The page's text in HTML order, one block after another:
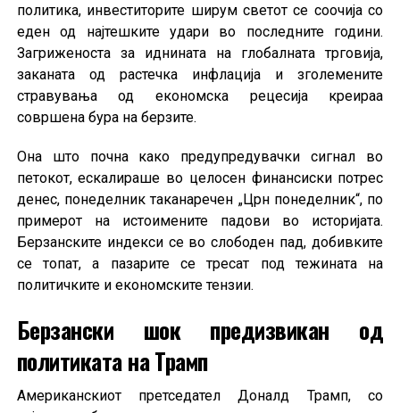
политика, инвеститорите ширум светот се соочија со
еден од најтешките удари во последните години.
Загриженоста за иднината на глобалната трговија,
заканата од растечка инфлација и зголемените
стравувања од економска рецесија креираа
совршена бура на берзите.
Она што почна како предупредувачки сигнал во
петокот, ескалираше во целосен финансиски потрес
денес, понеделник таканаречен „Црн понеделник“, по
примерот на истоимените падови во историјата.
Берзанските индекси се во слободен пад, добивките
се топат, а пазарите се тресат под тежината на
политичките и економските тензии.
Берзански шок предизвикан од
политиката на Трамп
Американскиот претседател Доналд Трамп, со